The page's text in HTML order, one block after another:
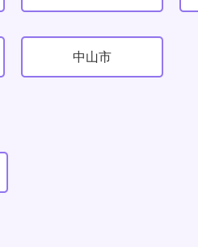
中山市